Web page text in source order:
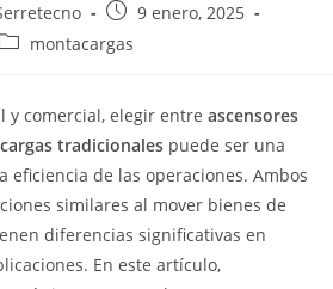
9 enero, 2025
montacargas
y comercial, elegir entre ascensores
tradicionales puede ser una
eficiencia de las operaciones. Ambos
similares al mover bienes de
diferencias significativas en
En este artículo,